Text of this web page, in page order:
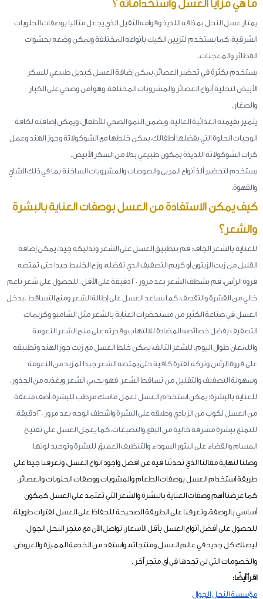
ما هي مزايا العسل واستخداماته ؟
يمتاز عسل النحل بمذاقه اللذيذ وقوامه الثقيل الذي يجعل مثاليا بوصفات الحلويات
الشرقية، كما يستخدم لتزيين الكيك بأنواعه المختلفة ويمكن وضعه بحشوات
الفطائر والمعجنات.
يستخدم بكثرة في تحضير العصائر، يمكن إضافة العسل كبديل طبيعي للسكر
الأبيض لتحلية أنواع العصائر والمشروبات المختلفة، وهو آمن وصحي على الكبار
والصغار.
يتميز بقيمته الغذائية العالية، ويضمن النمو الصحي للأطفال، ويمكن إضافته لكافة
الوجبات الحلوة التي يفضلها أطفالك، يمكن خلطها مع الشوكولاتة وجوز الهند وعمل
كرات الشوكولاتة اللذيذة بمكون طبيعي بدلا من السكر الأبيض.
يستخدم لتحضير ألذ أنواع المربى والصوصات والمشروبات الساخنة بما في ذلك الشاي
والقهوة.
كيف يمكن الاستفادة من العسل بوصفات العناية بالبشرة
والشعر؟
للعناية بالشعر الجاف: قم بتطبيق العسل على الشعر وتدليكه جيدا، يمكن إضافة
القليل من زيت الزيتون أو كريم التصفيف الذي تفضله، وزع الخليط جيدا حتى تمتصه
فروة الرأس، قم بشطف الشعر بعد مرور 20 دقيقة على الأقل ، للحصول على شعر ناعم
خالي من القشرة والتقصف، كما يساعد العسل على إطالة الشعر ومنع التساقط . يدخل
العسل في صناعة الكثير من مستحضرات العناية بالشعر مثل الشامبو وكريمات
التصفيف بفضل خصائصه المضادة للالتهاب وقدرته على منح الشعر النعومة
واللمعان طوال اليوم. للشعر التالف، يمكن خلط العسل مع زيت جوز الهند وتطبيقه
على فروة الرأس وتركه لفترة كافية حتى يمتصه الشعر جيدا لمزيد من النعومة
وسهولة التصفيف والتقليل من تساقط الشعر، فهو يحمي الشعر ويغذيه من الجذور.
للعناية بالبشرة: يمكن استخدام العسل لعمل ماسك مرطب للبشرة، أضف ملعقة
من العسل لكوب من الزبادي وطبقه على البشرة واشطف الوجه بعد مرور 20 دقيقة،
للتمتع ببشرة مشرقة خالية من البقع والتصبغات، كما يعمل العسل على تفتيح
المسام والقضاء على البثور السوداء والتنظيف العميق للبشرة وتوحيد لونها.
وصلنا لنهاية مقالنا الذي تحدثنا فيه عن افضل واجود انواع العسل، وتعرفنا جيدا على
طريقة استخدام العسل بوصفات الطعام والمشويات ووصفات الحلويات والعصائر،
كما عرضنا أهم وصفات العناية بالبشرة والشعر التي تعتمد على العسل كمكون
أساسي بالوصفة، وتعرفنا على الطريقة الصحيحة للحفاظ على العسل لفترات طويلة،
للحصول على أفضل أنواع العسل بأقل الأسعار، تواصل الآن مع متجر النحل الجوال،
ليصلك كل جديد في عالم العسل ومنتجاته، واستفد من الخدمة المميزة والعروض
والخصومات التي لن تجدها في أي متجر آخر .
اقرأ أيضًا:
مؤسسة النحل الجوال